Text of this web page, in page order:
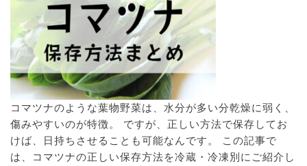
コマツナのような葉物野菜は、水分が多い分乾燥に弱く、
傷みやすいのが特徴。 ですが、正しい方法で保存してお
けば、日持ちさせることも可能なんです。 この記事で
は、コマツナの正しい保存方法を冷蔵・冷凍別にご紹介し